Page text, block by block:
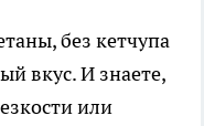
без кетчупа
вкус. И знаете,
или